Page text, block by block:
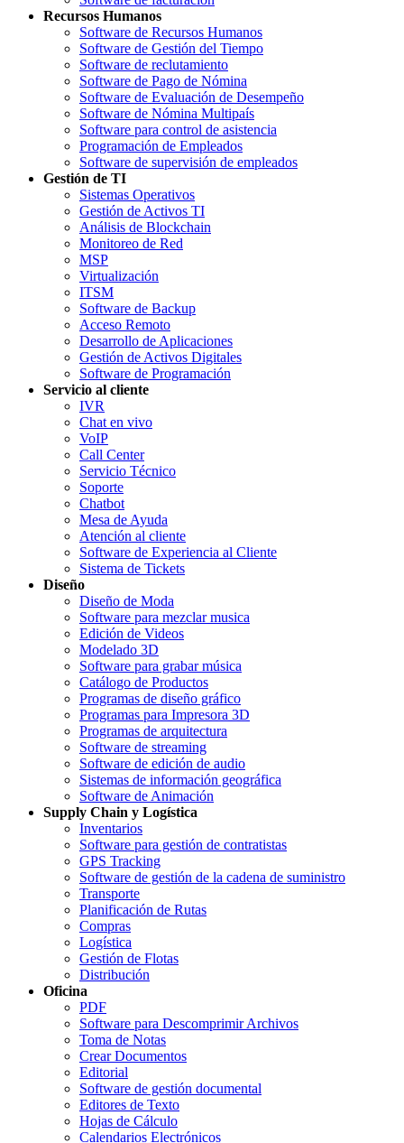
Recursos Humanos
Software de Recursos Humanos
Software de Gestión del Tiempo
Software de reclutamiento
Software de Pago de Nómina
Software de Evaluación de Desempeño
Software de Nómina Multipaís
Software para control de asistencia
Programación de Empleados
Software de supervisión de empleados
Gestión de TI
Sistemas Operativos
Gestión de Activos TI
Análisis de Blockchain
Monitoreo de Red
MSP
Virtualización
ITSM
Software de Backup
Acceso Remoto
Desarrollo de Aplicaciones
Gestión de Activos Digitales
Software de Programación
Servicio al cliente
IVR
Chat en vivo
VoIP
Call Center
Servicio Técnico
Soporte
Chatbot
Mesa de Ayuda
Atención al cliente
Software de Experiencia al Cliente
Sistema de Tickets
Diseño
Diseño de Moda
Software para mezclar musica
Edición de Videos
Modelado 3D
Software para grabar música
Catálogo de Productos
Programas de diseño gráfico
Programas para Impresora 3D
Programas de arquitectura
Software de streaming
Software de edición de audio
Sistemas de información geográfica
Software de Animación
Supply Chain y Logística
Inventarios
Software para gestión de contratistas
GPS Tracking
Software de gestión de la cadena de suministro
Transporte
Planificación de Rutas
Compras
Logística
Gestión de Flotas
Distribución
Oficina
PDF
Software para Descomprimir Archivos
Toma de Notas
Crear Documentos
Editorial
Software de gestión documental
Editores de Texto
Hojas de Cálculo
Calendarios Electrónicos